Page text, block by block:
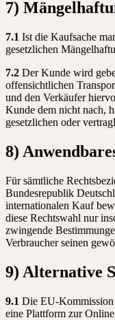
7)
7.1 Ist die Kaufsache
gesetzlichen
7.2 Der Kunde wird
offensichtlichen
und den Verkäufer
Kunde dem nicht nach,
gesetzlichen oder
8)
Für sämtliche
Bundesrepublik
internationalen Kauf
diese Rechtswahl nur
zwingende
Verbraucher seinen
9) Alternative
9.1 Die EU-
eine Plattform zur